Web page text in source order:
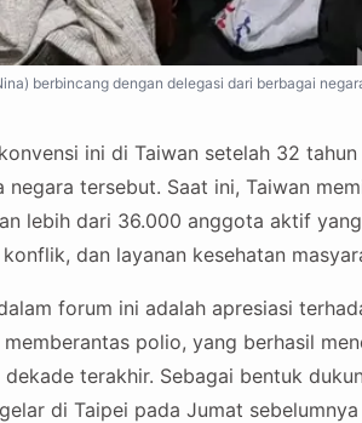
berbincang dengan delegasi dari berbagai
ini di Taiwan setelah 32
tersebut. Saat ini, Taiwan
lebih dari 36.000 anggota aktif
dan layanan kesehatan
forum ini adalah apresiasi
polio, yang berhasil
terakhir. Sebagai bentuk
di Taipei pada Jumat